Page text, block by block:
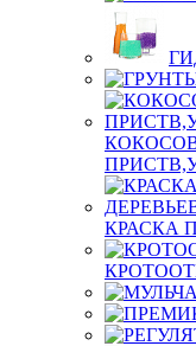
КРАСКА